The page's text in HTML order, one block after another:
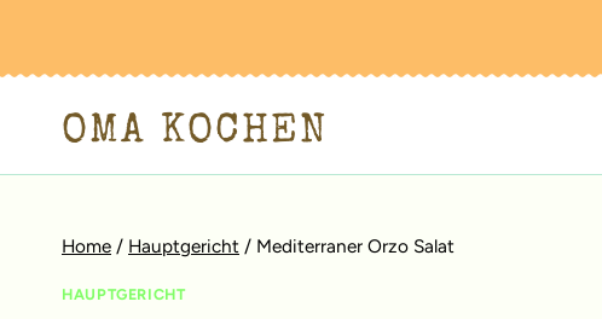
OMA KOCHEN
Home / Hauptgericht / Mediterraner Orzo Salat
HAUPTGERICHT